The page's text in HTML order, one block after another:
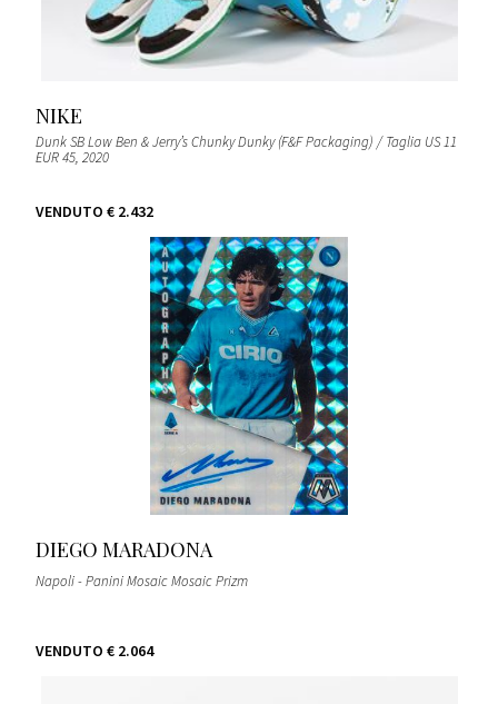
NIKE
Dunk SB Low Ben & Jerry’s Chunky Dunky (F&F Packaging) / Taglia US 11
EUR 45, 2020
VENDUTO € 2.432
DIEGO MARADONA
Napoli - Panini Mosaic Mosaic Prizm
VENDUTO € 2.064